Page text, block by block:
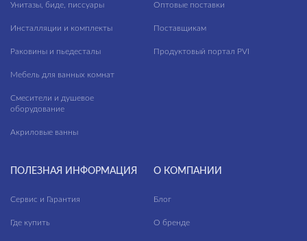
Унитазы, биде, писсуары
Инсталляции и комплекты
Раковины и пьедесталы
Мебель для ванных комнат
Смесители и душевое
оборудование
Акриловые ванны
Оптовые поставки
Поставщикам
Продуктовый портал PVI
ПОЛЕЗНАЯ ИНФОРМАЦИЯ
Сервис и Гарантия
Где купить
О КОМПАНИИ
Блог
О бренде